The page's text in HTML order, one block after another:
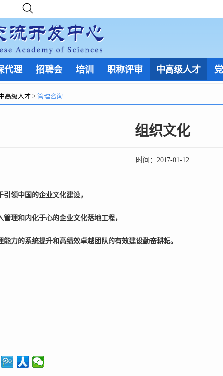
代理 招聘会 培训 职称评审 中高级人才
高级人才> 管理咨询
组织文化
时间： 2017-01-12
引领中国的企业文化建设，
管理和内化于心的企业文化落地工程，
能力的系统提升和高绩效卓越团队的有效建设勤奋耕耘。